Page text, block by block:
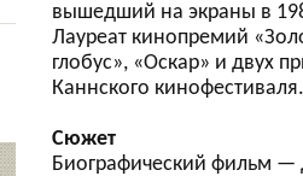
вышедший на экраны в
Лауреат кинопремий
глобус», «Оскар» и двух
Каннского кинофестиваля.
Сюжет
Биографический фильм —